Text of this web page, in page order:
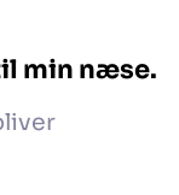
min næse.